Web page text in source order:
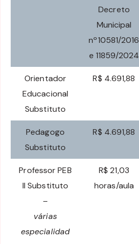
Decreto
Municipal
nº10581/2016
e 11859/2024
Orientador
Educacional
Substituto
R$ 4.691,88
Pedagogo
Substituto
R$ 4.691,88
Professor PEB
II Substituto
–
várias
especialidad
R$ 21,03
horas/aula